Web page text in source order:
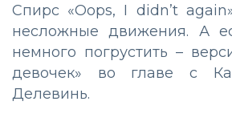
Спирс «Oops, I didn’t
несложные движения. А
немного погрустить –
девочек» во главе с
Делевинь.